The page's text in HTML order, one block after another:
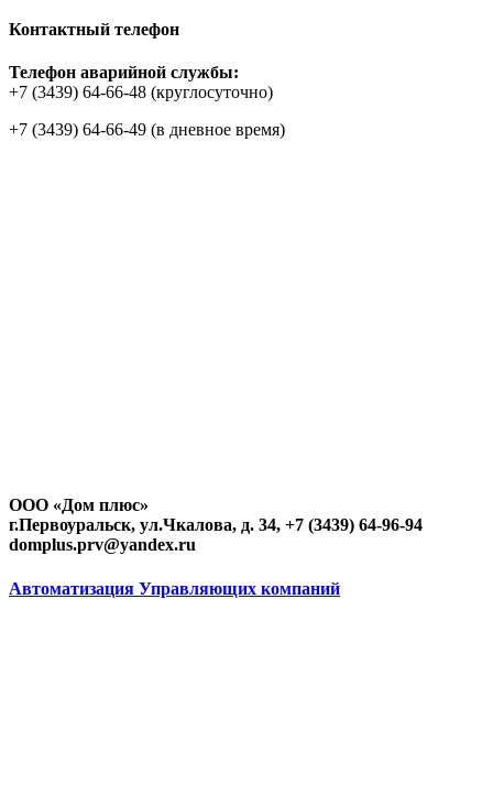
Контактный телефон
Телефон аварийной службы:
+7 (3439) 64-66-48 (круглосуточно)
+7 (3439) 64-66-49 (в дневное время)
ООО «Дом плюс»
г.Первоуральск, ул.Чкалова, д. 34, +7 (3439) 64-96-94
domplus.prv@yandex.ru
Автоматизация Управляющих компаний